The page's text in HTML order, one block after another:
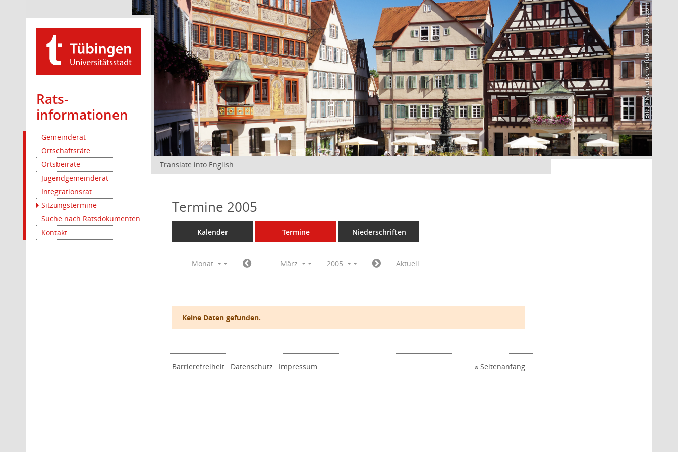
Rats­
informationen
Gemeinderat
Ortschaftsräte
Ortsbeiräte
Jugendgemeinderat
Integrationsrat
Sitzungstermine
Suche nach Ratsdokumenten
Kontakt
Bild: @Manuel Schönfeld – stock.adobe.com
Translate into English
Termine 2005
Kalender Termine Niederschriften
Monat März 2005 Aktuell
Keine Daten gefunden.
Barrierefreiheit Datenschutz Impressum Seitenanfang